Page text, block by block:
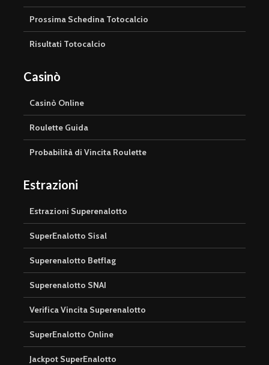
Prossima Schedina Totocalcio
Risultati Totocalcio
Casinò
Casinò Online
Roulette Guida
Probabilità di Vincita Roulette
Estrazioni
Estrazioni Superenalotto
SuperEnalotto Sisal
Superenalotto Betflag
Superenalotto SNAI
Verifica Vincita Superenalotto
SuperEnalotto Online
Jackpot SuperEnalotto